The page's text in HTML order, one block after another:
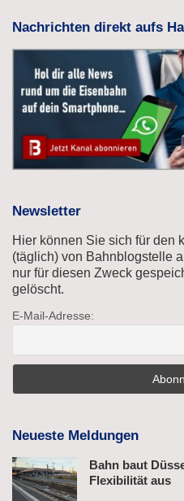
Nachrichten direkt aufs
Newsletter
Hier können Sie sich für den
(täglich) von Bahnblogstelle
nur für diesen Zweck
gelöscht.
E-Mail-Adresse:
Neueste Meldungen
Bahn baut
Flexibilität aus